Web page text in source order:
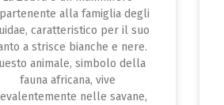
alla famiglia degli
caratteristico per il suo
a strisce bianche e nere.
animale, simbolo della
fauna africana, vive
nelle savane,